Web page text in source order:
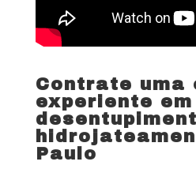
Contrate uma
experiente em
Paulo